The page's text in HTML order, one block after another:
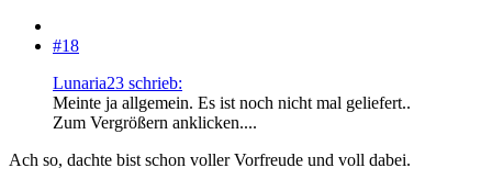
#18
Lunaria23 schrieb:
Meinte ja allgemein. Es ist noch nicht mal geliefert..
Zum Vergrößern anklicken....
Ach so, dachte bist schon voller Vorfreude und voll dabei.